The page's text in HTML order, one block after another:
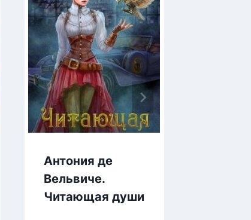
Антония де
Вельвиче.
Читающая души